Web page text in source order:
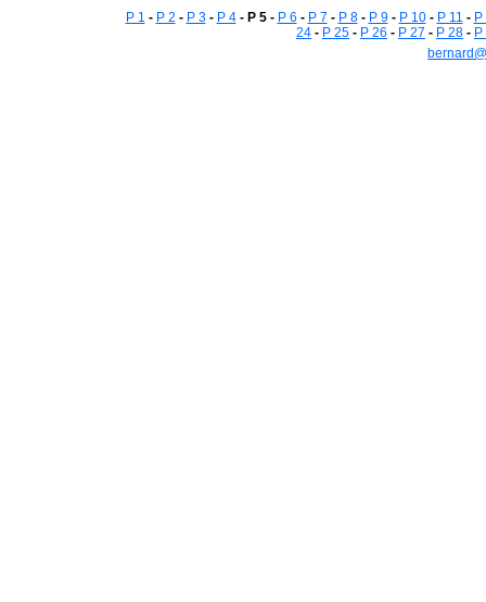
P 1 - P 2 - P 3- P 4- P 5 - P 6 - P 7 - P 8- P 9- P 10- P 11 -
24 - P 25 - P 26 - P 27 - P 28 -